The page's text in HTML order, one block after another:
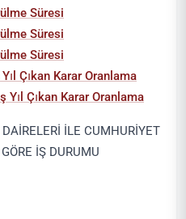
Süresi
Süresi
Süresi
Çıkan Karar Oranlama
Çıkan Karar Oranlama
İLE CUMHURİYET
İŞ DURUMU